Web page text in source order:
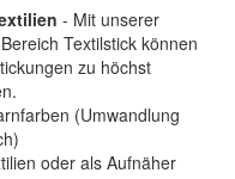
- Mit unserer
Textilstick können
zu höchst
(Umwandlung
oder als Aufnäher